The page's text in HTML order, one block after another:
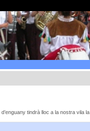
tindrà lloc a la nostra vila la